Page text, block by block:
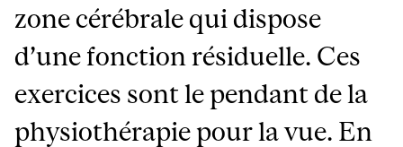
zone cérébrale qui dispose
d’une fonction résiduelle. Ces
exercices sont le pendant de la
physiothérapie pour la vue. En